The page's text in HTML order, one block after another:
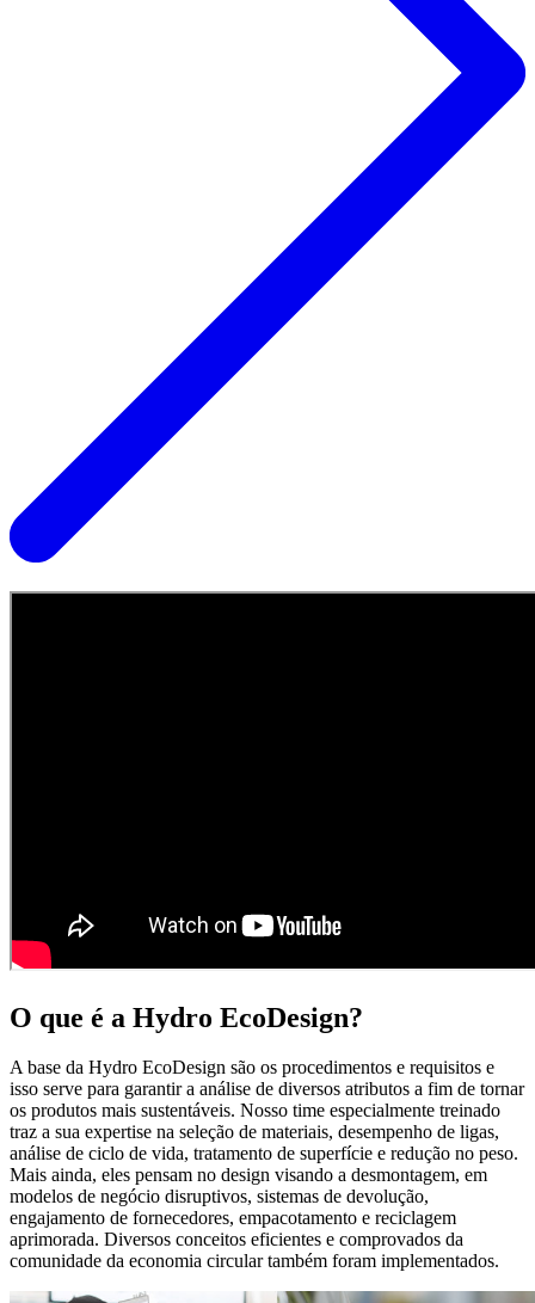
O que é a Hydro EcoDesign?
A base da Hydro EcoDesign são os procedimentos e requisitos e
isso serve para garantir a análise de diversos atributos a fim de tornar
os produtos mais sustentáveis. Nosso time especialmente treinado
traz a sua expertise na seleção de materiais, desempenho de ligas,
análise de ciclo de vida, tratamento de superfície e redução no peso.
Mais ainda, eles pensam no design visando a desmontagem, em
modelos de negócio disruptivos, sistemas de devolução,
engajamento de fornecedores, empacotamento e reciclagem
aprimorada. Diversos conceitos eficientes e comprovados da
comunidade da economia circular também foram implementados.